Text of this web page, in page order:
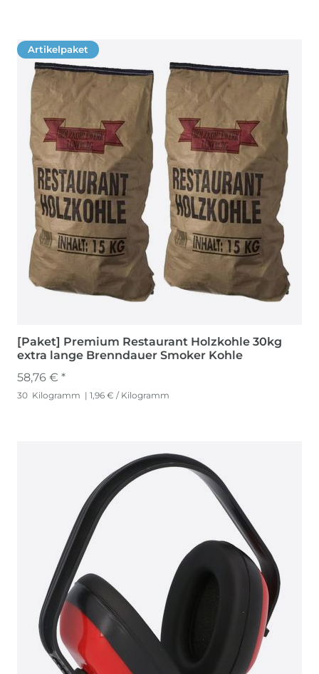
Artikelpaket
[Paket] Premium Restaurant Holzkohle 30kg
extra lange Brenndauer Smoker Kohle
58,76 € *
30 Kilogramm | 1,96 € / Kilogramm